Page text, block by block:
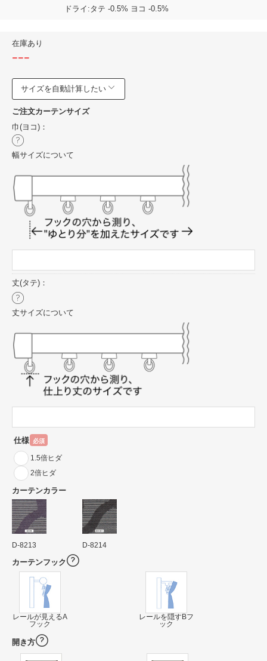
ドライ:タテ -0.5% ヨコ -0.5%
在庫あり
---
サイズを自動計算したい
ご注文カーテンサイズ
巾(ヨコ)：
幅サイズについて
丈(タテ)：
丈サイズについて
仕様 必須
1.5倍ヒダ
2倍ヒダ
カーテンカラー
D-8213 D-8214
カーテンフック
レールが見えるA
フック
レールを隠すBフ
ック
開き方